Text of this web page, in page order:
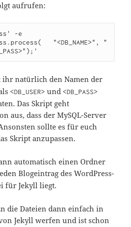
aufrufen:
-e
"<DB_NAME>", "
ihr natürlich den Namen der
<DB_USER> und<DB_PASS>
Das Skript geht
aus, dass der MySQL-Server
sollte es für euch
Skript anzupassen.
automatisch einen Ordner
Blogeintrag des WordPress-
für Jekyll liegt.
die Dateien dann einfach in
Jekyll werfen und ist schon